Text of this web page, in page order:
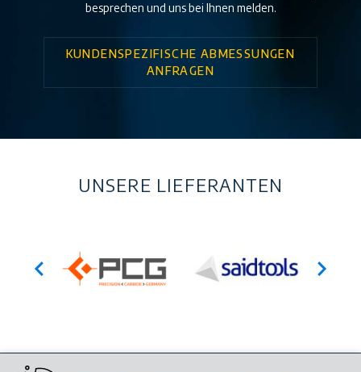
besprechen und uns bei Ihnen melden.
KUNDENSPEZIFISCHE ABMESSUNGEN
ANFRAGEN
UNSERE LIEFERANTEN